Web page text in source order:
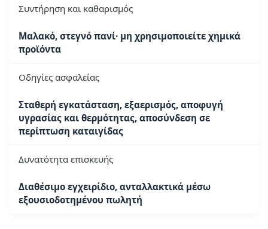
Συντήρηση και καθαρισμός
Μαλακό, στεγνό πανί· μη χρησιμοποιείτε χημικά
προϊόντα
Οδηγίες ασφαλείας
Σταθερή εγκατάσταση, εξαερισμός, αποφυγή
υγρασίας και θερμότητας, αποσύνδεση σε
περίπτωση καταιγίδας
Δυνατότητα επισκευής
Διαθέσιμο εγχειρίδιο, ανταλλακτικά μέσω
εξουσιοδοτημένου πωλητή